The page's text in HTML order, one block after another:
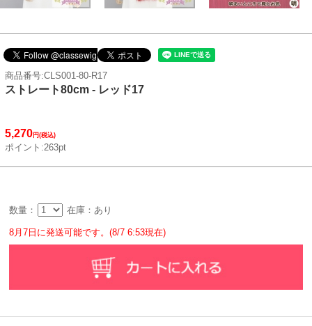
商品番号:CLS001-80-R17
ストレート80cm - レッド17
5,270円(税込)
ポイント:263pt
数量： 在庫：あり
8月7日に発送可能です。(8/7 6:53現在)